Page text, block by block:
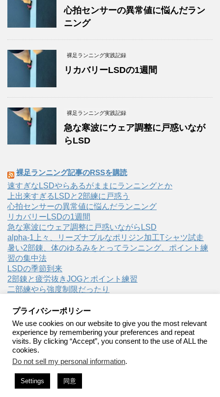
心拍センサーの異常値に悩んだラン
ニング
裸足ランニング実践記録
リカバリーLSDの1週間
裸足ランニング実践記録
急な寒波にウェア調整に戸惑いなが
らLSD
裸足ランニング記事のRSSを購読
速すぎなLSDやらあるがままにランニングとか
上出来すぎるLSDと2部練に戸惑う
心拍センサーの異常値に悩んだランニング
リカバリーLSDの1週間
急な寒波にウェア調整に戸惑いながらLSD
alpha-1上々、リーズナブルなポリジン加工Tシャツ試走
暑い2部錬、体のゆるみをとってランニング、ポイント練
習の集中法
LSDの季節到来
2部錬と疲労抜きJOGとポイント練習
二部練やら強度制限だったり
裸足ランニング
裸足ランニング・ベアフットランニングの実践記録
Copyright© 裸足ランニング , 2026 All Rights Reserved.
プライバシーポリシー
We use cookies on our website to give you the most relevant
experience by remembering your preferences and repeat
visits. By clicking “Accept”, you consent to the use of ALL the
cookies.
Do not sell my personal information.
Settings 同意